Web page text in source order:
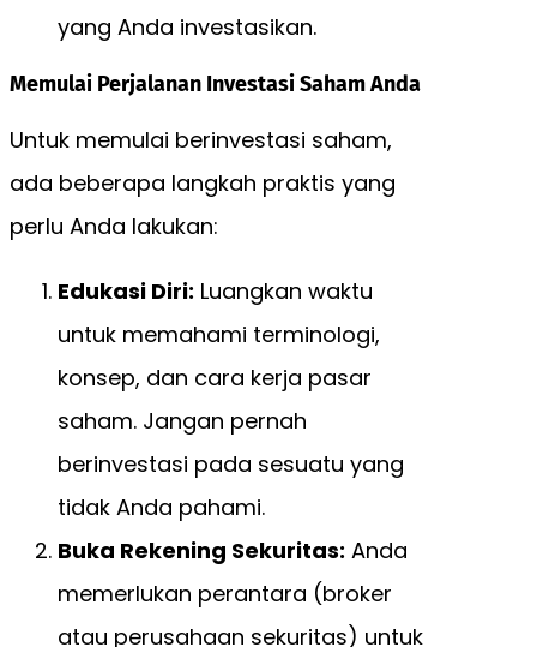
yang Anda investasikan.
Memulai Perjalanan Investasi Saham Anda
Untuk memulai berinvestasi saham,
ada beberapa langkah praktis yang
perlu Anda lakukan:
Edukasi Diri: Luangkan waktu
untuk memahami terminologi,
konsep, dan cara kerja pasar
saham. Jangan pernah
berinvestasi pada sesuatu yang
tidak Anda pahami.
Buka Rekening Sekuritas: Anda
memerlukan perantara (broker
atau perusahaan sekuritas) untuk